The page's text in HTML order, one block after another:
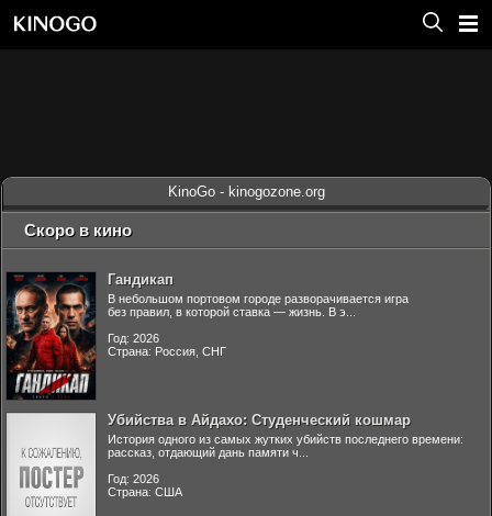
KinoGo - kinogozone.org
Скоро в кино
Гандикап
В небольшом портовом городе разворачивается игра
без правил, в которой ставка — жизнь. В э...
Год: 2026
Страна: Россия, СНГ
Убийства в Айдахо: Студенческий кошмар
История одного из самых жутких убийств последнего времени:
рассказ, отдающий дань памяти ч...
Год: 2026
Страна: США